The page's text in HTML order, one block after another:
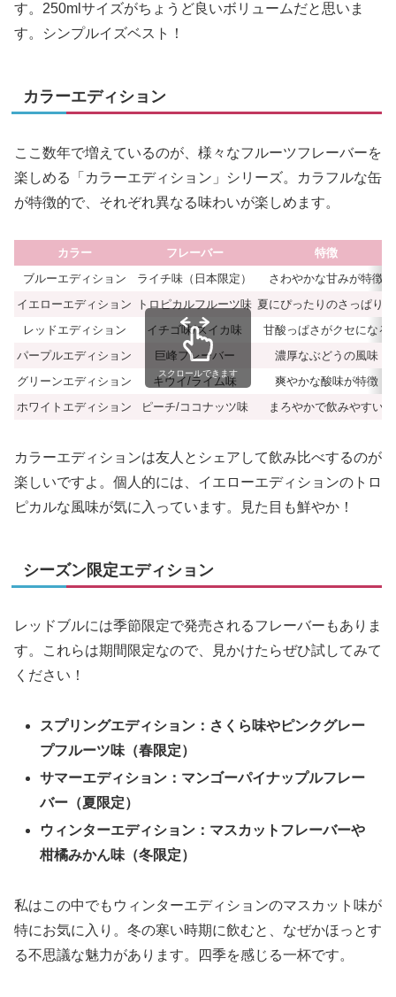
す。250mlサイズがちょうど良いボリュームだと思いま
す。シンプルイズベスト！
カラーエディション
ここ数年で増えているのが、様々なフルーツフレーバーを
楽しめる「カラーエディション」シリーズ。カラフルな缶
が特徴的で、それぞれ異なる味わいが楽しめます。
カラー フレーバー
特徴
ブルーエディション
ライチ味（日本限定）
さわやかな甘みが特徴
イエローエディション
トロピカルフルーツ味 夏にぴったりのさっぱり感
レッドエディション
イチゴ味/スイカ味
甘酸っぱさがクセになる
パープルエディション
巨峰フレーバー
濃厚なぶどうの風味
グリーンエディション
キウイ/ライム味
爽やかな酸味が特徴
ホワイトエディション
ピーチ/ココナッツ味 まろやかで飲みやすい
スクロールできます
カラーエディションは友人とシェアして飲み比べするのが
楽しいですよ。個人的には、イエローエディションのトロ
ピカルな風味が気に入っています。見た目も鮮やか！
シーズン限定エディション
レッドブルには季節限定で発売されるフレーバーもありま
す。これらは期間限定なので、見かけたらぜひ試してみて
ください！
スプリングエディション：さくら味やピンクグレー
プフルーツ味（春限定）
サマーエディション：マンゴーパイナップルフレー
バー（夏限定）
ウィンターエディション：マスカットフレーバーや
柑橘みかん味（冬限定）
私はこの中でもウィンターエディションのマスカット味が
特にお気に入り。冬の寒い時期に飲むと、なぜかほっとす
る不思議な魅力があります。四季を感じる一杯です。